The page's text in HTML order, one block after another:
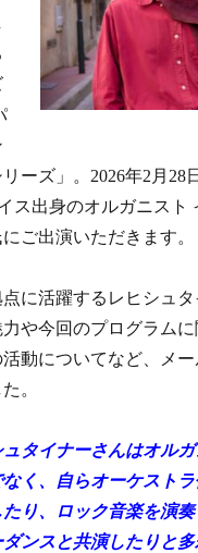
ーズ」。2026年2月28
ス出身のオルガニスト
ご出演いただきます。
に活躍するレヒシュタ
や今回のプログラムに
動についてなど、メー
。
イナーさんはオルガ
く、自らオーケスト
たり、ロック音楽を演
ンスと共演したりと